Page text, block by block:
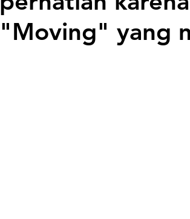
"Moving" yang